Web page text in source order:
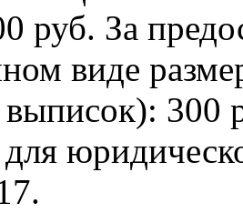
руб. За
виде
300